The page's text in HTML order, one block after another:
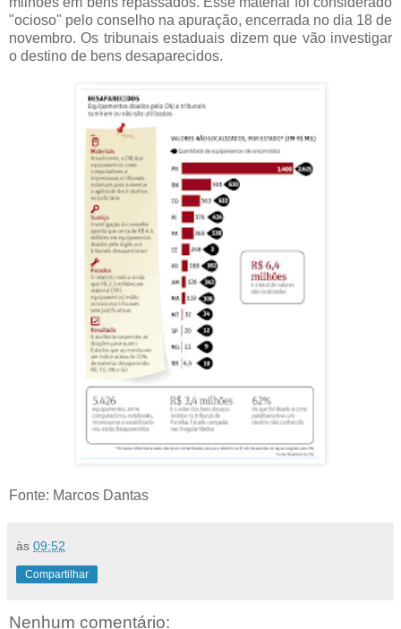
"ocioso" pelo conselho na apuração, encerrada no dia 18 de
novembro. Os tribunais estaduais dizem que vão investigar
o destino de bens desaparecidos.
Fonte: Marcos Dantas
às 09:52
Compartilhar
Nenhum comentário: